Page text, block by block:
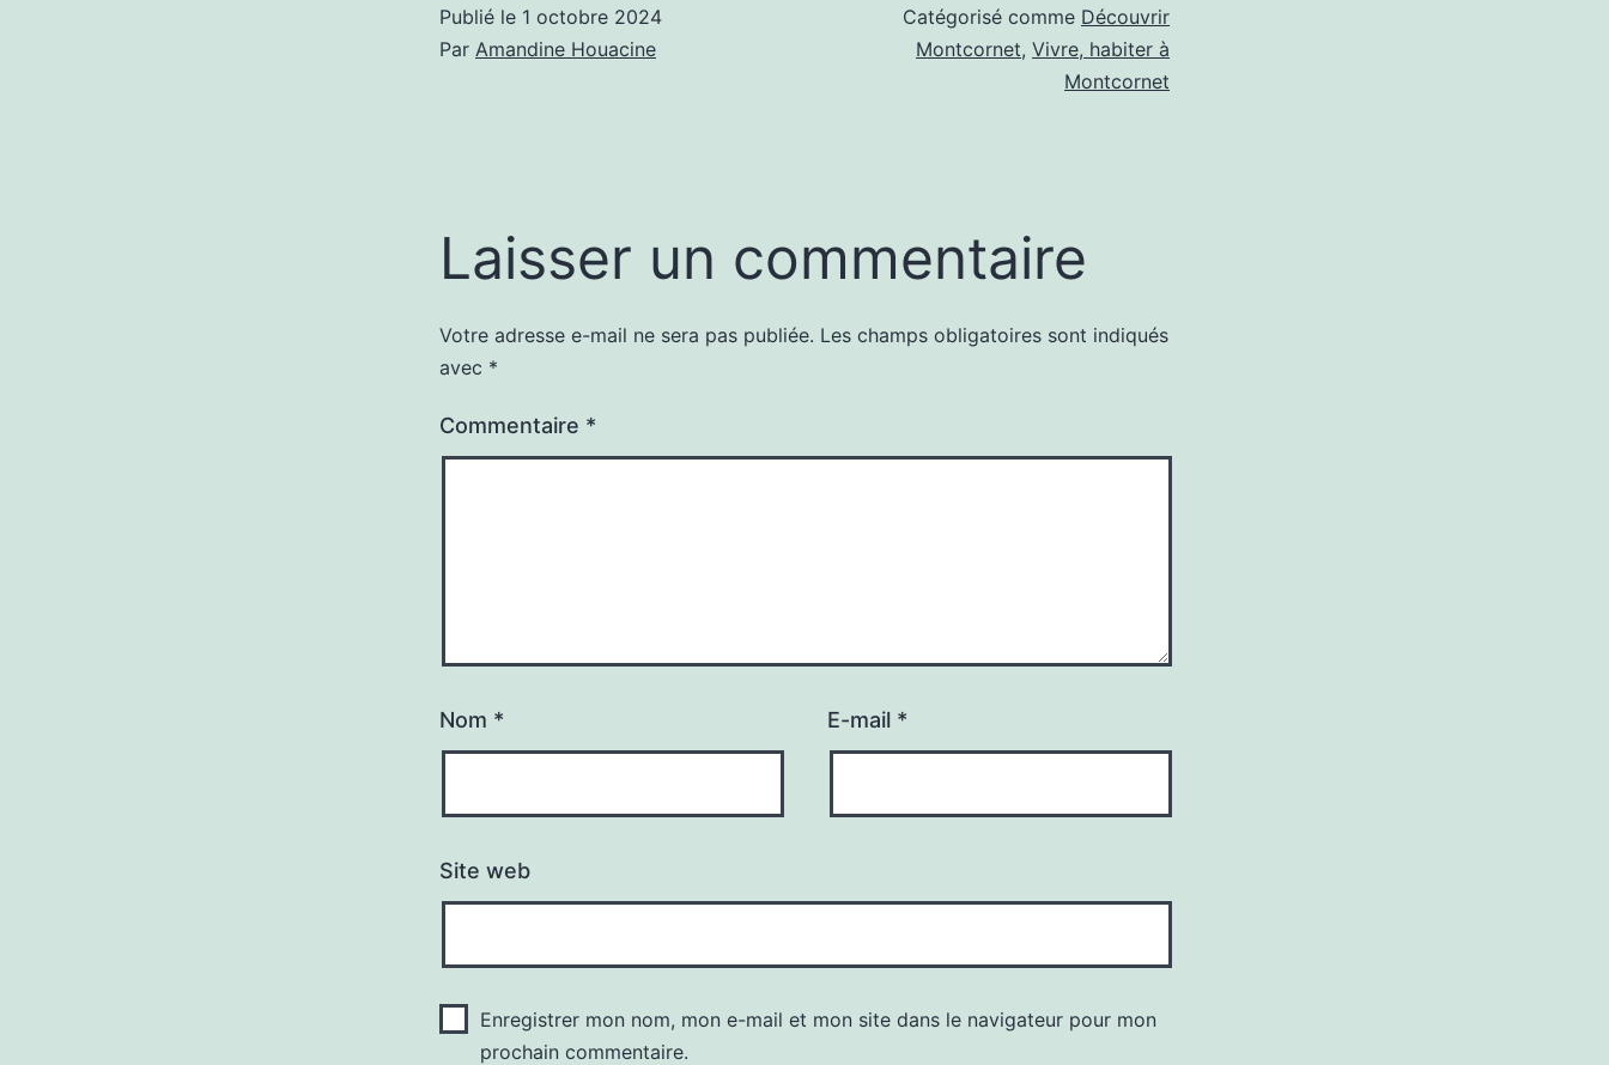
Publié le 1 octobre 2024
Par Amandine Houacine
Catégorisé comme Découvrir
Montcornet, Vivre, habiter à
Montcornet
Laisser un commentaire
Votre adresse e-mail ne sera pas publiée. Les champs obligatoires sont indiqués
avec *
Commentaire *
Nom * E-mail *
Site web
Enregistrer mon nom, mon e-mail et mon site dans le navigateur pour mon
prochain commentaire.